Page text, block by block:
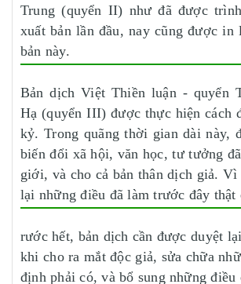
Trung (quyển II) như đã được
xuất bản lần đầu, nay cũng được in
bản này.
Bản dịch Việt Thiền luận - quyển
Hạ (quyển III) được thực hiện cách
kỷ. Trong quãng thời gian dài này,
biến đổi xã hội, văn học, tư tưởng
giới, và cho cả bản thân dịch giả.
lại những điều đã làm trước đây thật
rước hết, bản dịch cần được duyệt
khi cho ra mắt độc giả, sửa chữa
định phải có, và bổ sung những điều